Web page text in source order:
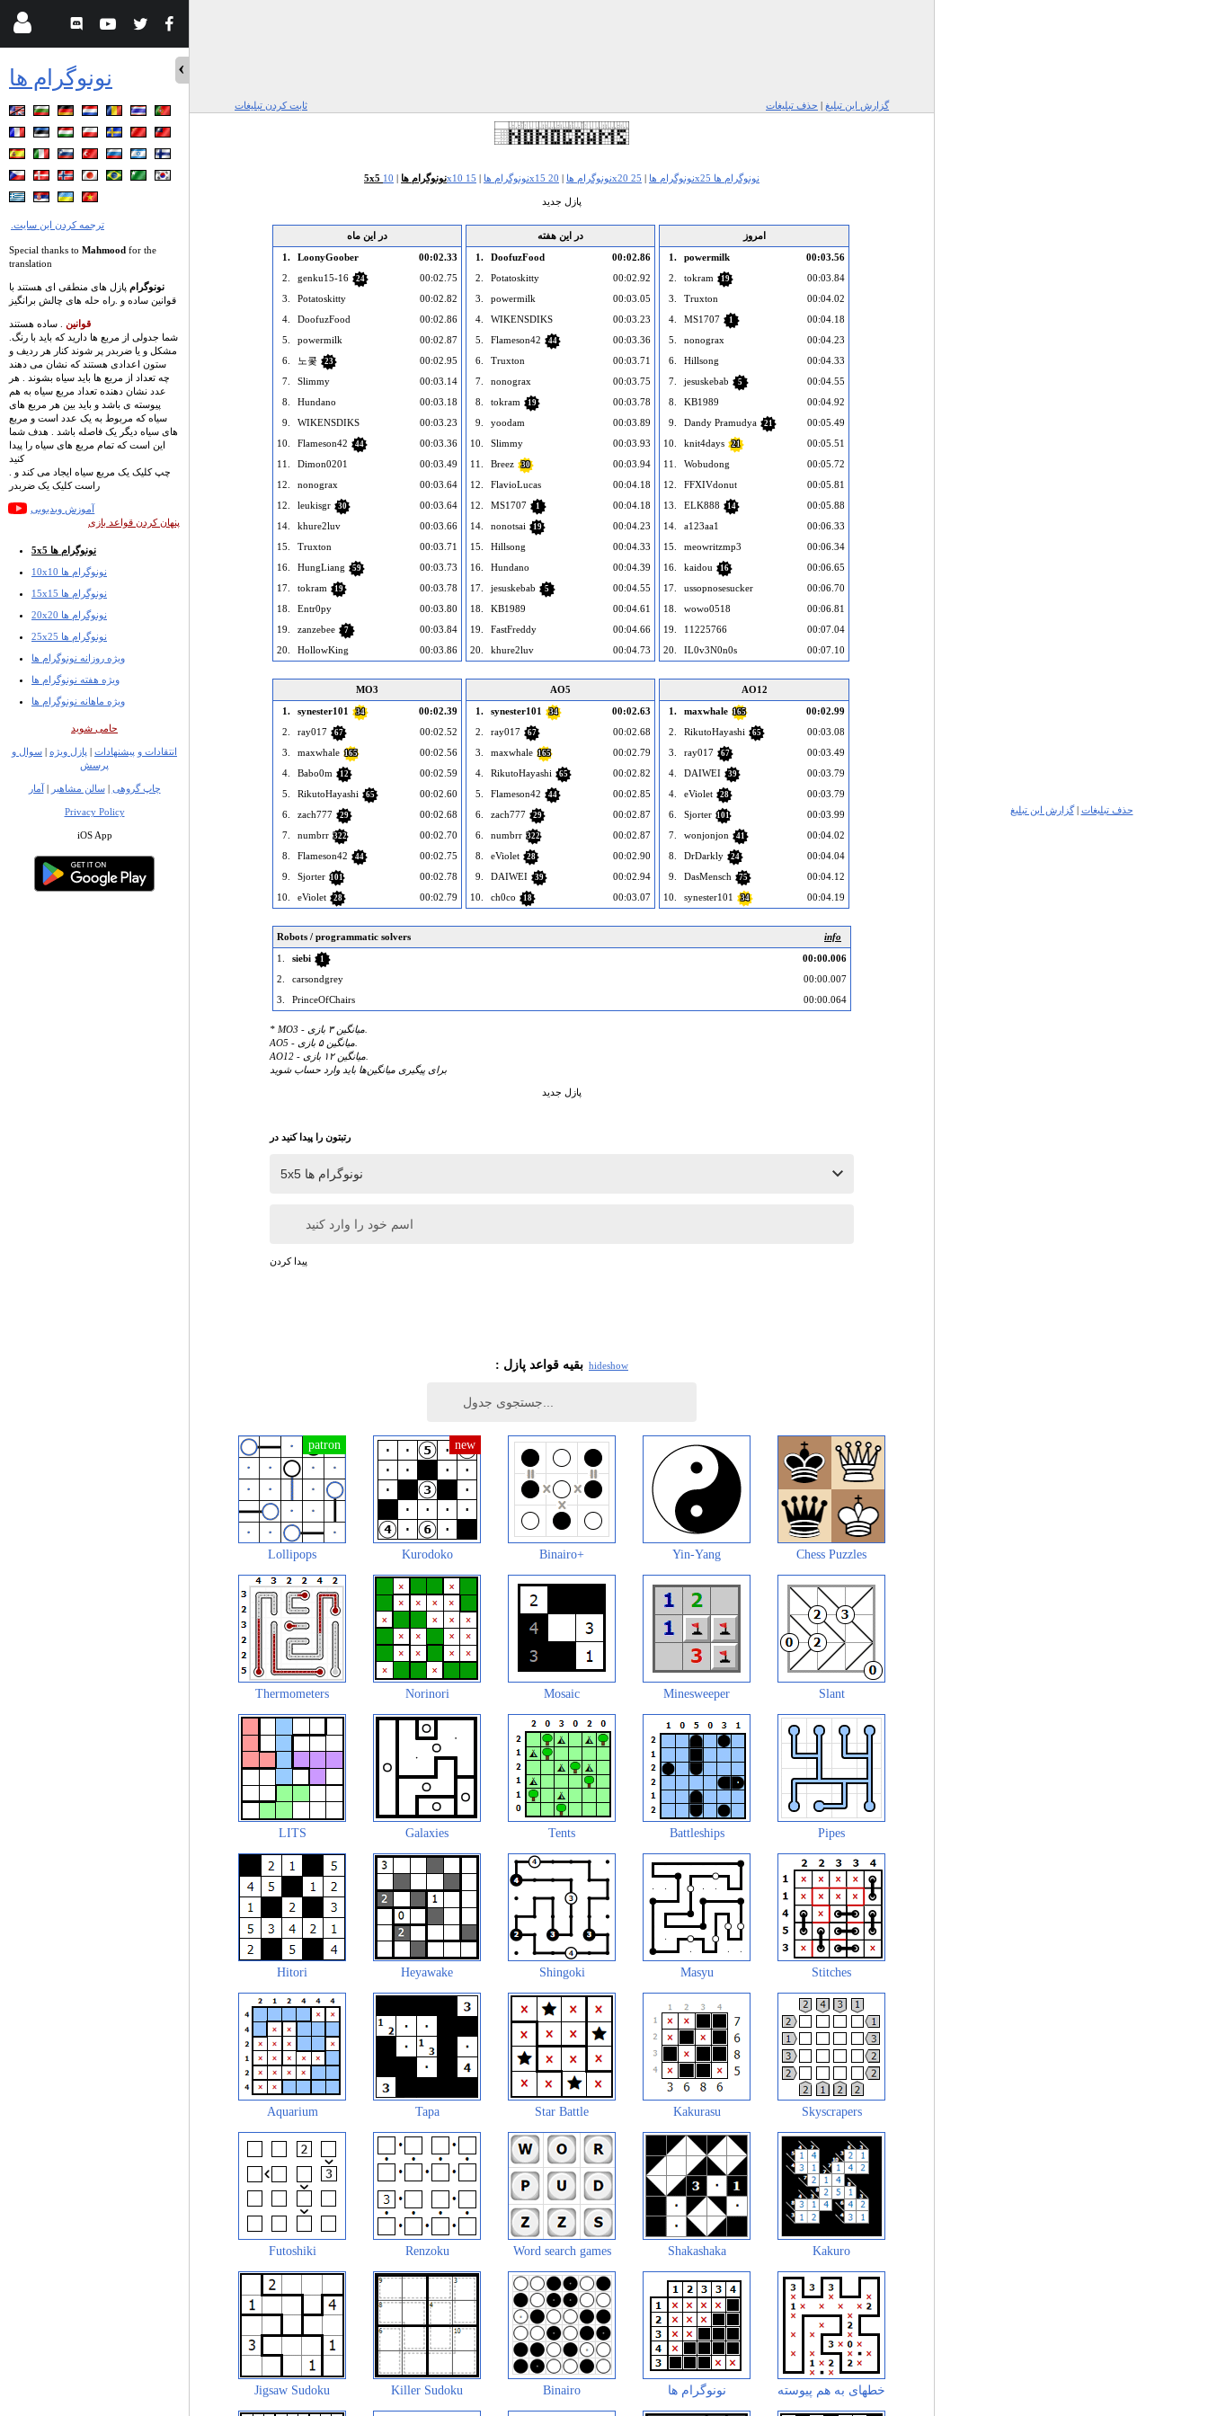
نونوگرام ها
.ترجمه کردن این سایت
Special thanks to Mahmood for the
translation
نونوگرام پازل های منطقی ای هستند با
قوانین ساده و .راه حله های چالش برانگیز
قوانین . ساده هستند
مشکل و یا ضربدر پر شوند کنار هر ردیف و
ستون اعدادی هستند که نشان می دهند
چه تعداد از مربع ها باید سیاه بشوند . هر
عدد نشان دهنده تعداد مربع سیاه به هم
پیوسته ی باشد و باید بین هر مربع های
سیاه که مربوط به یک عدد است و مربع
های سیاه دیگر یک فاصله باشد . هدف شما
این است که تمام مربع های سیاه را پیدا
کنید
راست کلیک یک ضربدر
آموزش ویدیویی
پنهان کردن قواعد بازی
5x5 نونوگرام ها
10x10 نونوگرام ها
15x15 نونوگرام ها
20x20 نونوگرام ها
25x25 نونوگرام ها
ویژه روزانه نونوگرام ها
ویژه هفته نونوگرام ها
ویژه ماهانه نونوگرام ها
حامی شوید
انتقادات و پیشنهادات | پازل ویژه | سوال و
پرسش
چاپ گروهی |سالن مشاهیر |آمار
Privacy Policy
iOS App
ثابت کردن تبلیغات حذف تبلیغات | گزارش این تبلیغ
5x5 نونوگرام ها | 10x10 نونوگرام ها | 15x15 نونوگرام ها | 20x20 نونوگرام ها | 25x25 نونوگرام ها
پازل جدید
در این ماه
1.
LoonyGoober
00:02.33
2.
genku15-16 24
00:02.75
3.
Potatoskitty
00:02.82
4.
DoofuzFood
00:02.86
5.
powermilk
00:02.87
6.
노콫 23
00:02.95
7.
Slimmy
00:03.14
8.
Hundano
00:03.18
9.
WIKENSDIKS
00:03.23
10.
Flameson42 44
00:03.36
11.
Dimon0201
00:03.49
12.
nonograx
00:03.64
12.
leukisgr 30
00:03.64
14.
khure2luv
00:03.66
15.
Truxton
00:03.71
16.
HungLiang 59
00:03.73
17.
tokram 19
00:03.78
18.
Entr0py
00:03.80
19.
zanzebee 7
00:03.84
20.
HollowKing 00:03.86
در این هفته
1.
DoofuzFood
00:02.86
2.
Potatoskitty
00:02.92
3.
powermilk
00:03.05
4.
WIKENSDIKS
00:03.23
5.
Flameson42 44
00:03.36
6.
Truxton
00:03.71
7.
nonograx
00:03.75
8.
tokram 19
00:03.78
9.
yoodam
00:03.89
10.
Slimmy
00:03.93
11.
Breez 30
00:03.94
12.
FlavioLucas
00:04.18
12.
MS1707 1
00:04.18
14.
nonotsai 19
00:04.23
15.
Hillsong
00:04.33
16.
Hundano
00:04.39
17.
jesuskebab 5
00:04.55
18.
KB1989
00:04.61
19.
FastFreddy
00:04.66
20.
khure2luv 00:04.73
امروز
1.
powermilk
00:03.56
2.
tokram 19
00:03.84
3.
Truxton
00:04.02
4.
MS1707 1
00:04.18
5.
nonograx
00:04.23
6.
Hillsong
00:04.33
7.
jesuskebab 5
00:04.55
8.
KB1989
00:04.92
9.
Dandy Pramudya 21
00:05.49
10.
knit4days 21
00:05.51
11.
Wobudong
00:05.72
12.
FFXIVdonut
00:05.81
13.
ELK888 14
00:05.88
14.
a123aa1
00:06.33
15.
meowritzmp3
00:06.34
16.
kaidou 16
00:06.65
17.
ussopnosesucker
00:06.70
18.
wowo0518
00:06.81
19.
11225766
00:07.04
20.
IL0v3N0n0s 00:07.10
MO3
1.
synester101 34
00:02.39
2.
ray017 67
00:02.52
3.
maxwhale 165
00:02.56
4.
Babo0m 12
00:02.59
5.
RikutoHayashi 65
00:02.60
6.
zach777 29
00:02.68
7.
numbrr 322
00:02.70
8.
Flameson42 44
00:02.75
9.
Sjorter 101
00:02.78
10.
eViolet 28 00:02.79
AO5
1.
synester101 34
00:02.63
2.
ray017 67
00:02.68
3.
maxwhale 165
00:02.79
4.
RikutoHayashi 65
00:02.82
5.
Flameson42 44
00:02.85
6.
zach777 29
00:02.87
6.
numbrr 322
00:02.87
8.
eViolet 28
00:02.90
9.
DAIWEI 39
00:02.94
10.
ch0co 18 00:03.07
AO12
1.
maxwhale 165
00:02.99
2.
RikutoHayashi 65
00:03.08
3.
ray017 67
00:03.49
4.
DAIWEI 39
00:03.79
4.
eViolet 28
00:03.79
6.
Sjorter 101
00:03.99
7.
wonjonjon 41
00:04.02
8.
DrDarkly 24
00:04.04
9.
DasMensch 75
00:04.12
10.
synester101 34 00:04.19
Robots / programmatic solvers
info
1.
siebi 1
00:00.006
2.
carsondgrey
00:00.007
3.
PrinceOfChairs 00:00.064
برای پیگیری میانگین‌ها باید وارد حساب شوید
پازل جدید
رتبتون را پیدا کنید در
اسم خود را وارد کنید
پیدا کردن
: بقیه قواعد پازل hideshow
Lollipops Kurodoko Binairo+ Yin-Yang Chess Puzzles
Thermometers Norinori Mosaic Minesweeper Slant
LITS Galaxies Tents Battleships Pipes
Hitori Heyawake Shingoki Masyu Stitches
Aquarium Tapa Star Battle Kakurasu Skyscrapers
Futoshiki Renzoku Word search games Shakashaka Kakuro
Jigsaw Sudoku Killer Sudoku Binairo نونوگرام ها خطهای به هم پیوسته
حذف تبلیغات |گزارش این تبلیغ